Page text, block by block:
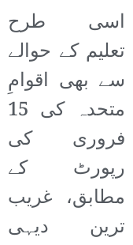
اسی طرح
تعلیم کے حوالے
سے بھی اقوامِ
متحدہ کی 15
فروری کی
رپورٹ کے
مطابق، غریب
ترین دیہی